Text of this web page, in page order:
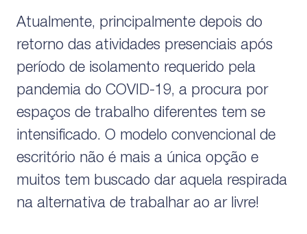
Atualmente, principalmente depois do
retorno das atividades presenciais após
período de isolamento requerido pela
pandemia do COVID-19, a procura por
espaços de trabalho diferentes tem se
intensificado. O modelo convencional de
escritório não é mais a única opção e
muitos tem buscado dar aquela respirada
na alternativa de trabalhar ao ar livre!